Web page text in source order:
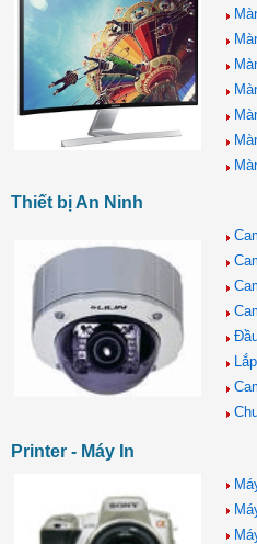
Thiết bị An Ninh
Printer - Máy In